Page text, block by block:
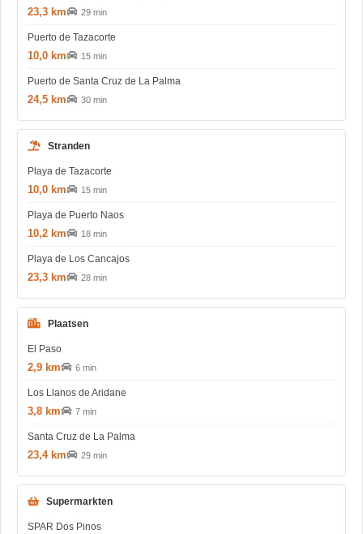
23,3 km 29 min
Puerto de Tazacorte
10,0 km 15 min
Puerto de Santa Cruz de La Palma
24,5 km 30 min
Stranden
Playa de Tazacorte
10,0 km 15 min
Playa de Puerto Naos
10,2 km 18 min
Playa de Los Cancajos
23,3 km 28 min
Plaatsen
El Paso
2,9 km 6 min
Los Llanos de Aridane
3,8 km 7 min
Santa Cruz de La Palma
23,4 km 29 min
Supermarkten
SPAR Dos Pinos